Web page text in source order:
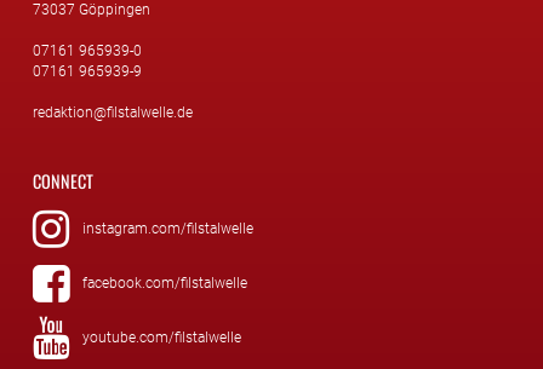
73037 Göppingen
07161 965939-0
07161 965939-9
redaktion@filstalwelle.de
CONNECT
instagram.com/filstalwelle
facebook.com/filstalwelle
youtube.com/filstalwelle